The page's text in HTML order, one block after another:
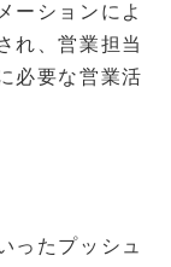
ーションによ
れ、営業担当
必要な営業活
ったプッシュ